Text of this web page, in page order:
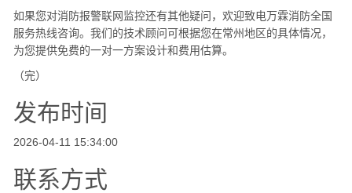
如果您对消防报警联网监控还有其他疑问，欢迎致电万霖消防全国
服务热线咨询。我们的技术顾问可根据您在常州地区的具体情况，
为您提供免费的一对一方案设计和费用估算。
（完）
发布时间
2026-04-11 15:34:00
联系方式